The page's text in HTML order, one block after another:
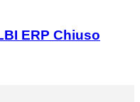
ERP Chiuso